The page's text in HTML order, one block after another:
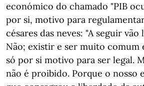
económico do chamado "PIB
por si, motivo para
césares das neves: "A seguir
Não; existir e ser muito comum
só por si motivo para ser legal.
não é proibido. Porque o